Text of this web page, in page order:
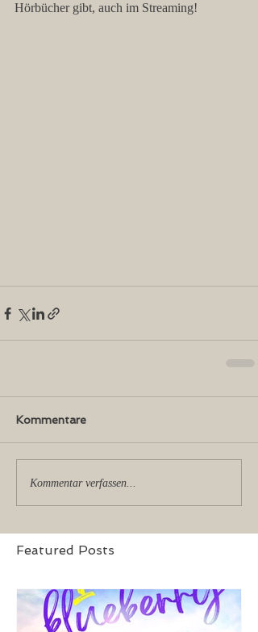
Hörbücher gibt, auch im Streaming!
Kommentare
Kommentar verfassen...
Featured Posts